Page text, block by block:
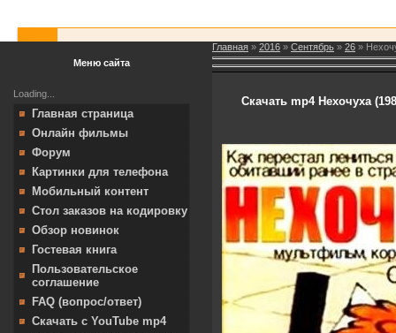
Меню сайта
Loading...
Главная страница
Онлайн фильмы
Форум
Картинки для телефона
Мобильный контент
Стол заказов на кодировку
Обзор новинок
Гостевая книга
Пользовательское
соглашение
FAQ (вопрос/ответ)
Скачать с YouTube mp4
Главная » 2016 » Сентябрь » 26 »
Скачать mp4 Нехочуха